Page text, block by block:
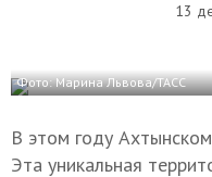
13
Фото: Марина Львова/ТАСС
В этом году
Эта уникальная